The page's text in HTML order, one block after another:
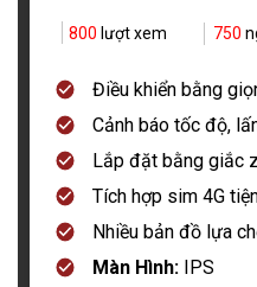
750
800 lượt xem
Điều khiển bằng
Cảnh báo tốc độ,
Lắp đặt bằng giắc
Tích hợp sim 4G
Nhiều bản đồ lựa
Màn Hình:IPS